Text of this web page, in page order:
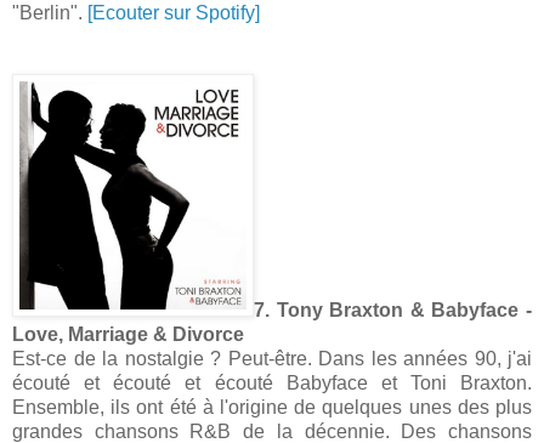
"Berlin". [Ecouter sur Spotify]
7. Tony Braxton & Babyface -
Love, Marriage & Divorce
Est-ce de la nostalgie ? Peut-être. Dans les années 90, j'ai
écouté et écouté et écouté Babyface et Toni Braxton.
Ensemble, ils ont été à l'origine de quelques unes des plus
grandes chansons R&B de la décennie. Des chansons